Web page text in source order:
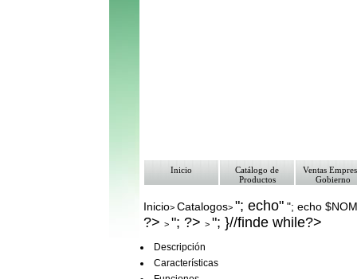
Inicio
Catálogo de
Productos
Ventas
Gobierno
Inicio>Catalogos> "; echo" "; echo
?>> "; ?>> "; }//finde while?>
Descripción
Características